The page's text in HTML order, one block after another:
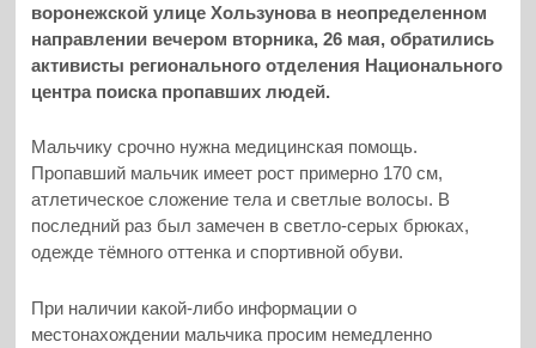
воронежской улице Хользунова в неопределенном
направлении вечером вторника, 26 мая, обратились
активисты регионального отделения Национального
центра поиска пропавших людей.
Мальчику срочно нужна медицинская помощь.
Пропавший мальчик имеет рост примерно 170 см,
атлетическое сложение тела и светлые волосы. В
последний раз был замечен в светло-серых брюках,
одежде тёмного оттенка и спортивной обуви.
При наличии какой-либо информации о
местонахождении мальчика просим немедленно